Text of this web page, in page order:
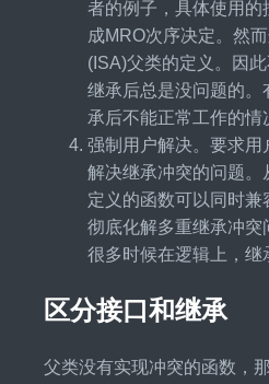
者的例子，具体使用
成MRO次序决定。然
(ISA)父类的定义。因
继承后总是没问题的。
承后不能正常工作的情
强制用户解决。要求用
解决继承冲突的问题。
定义的函数可以同时兼
彻底化解多重继承冲突
很多时候在逻辑上，继
区分接口和继承
父类没有实现冲突的函数，